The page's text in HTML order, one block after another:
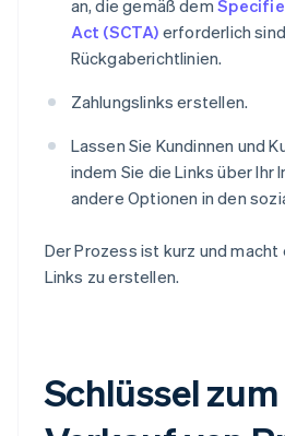
an, die gemäß dem
Act (SCTA) erforderlich
Rückgaberichtlinien.
Zahlungslinks erstellen.
Lassen Sie Kundinnen und
indem Sie die Links über Ihr
andere Optionen in den
Der Prozess ist kurz und
Links zu erstellen.
Schlüssel